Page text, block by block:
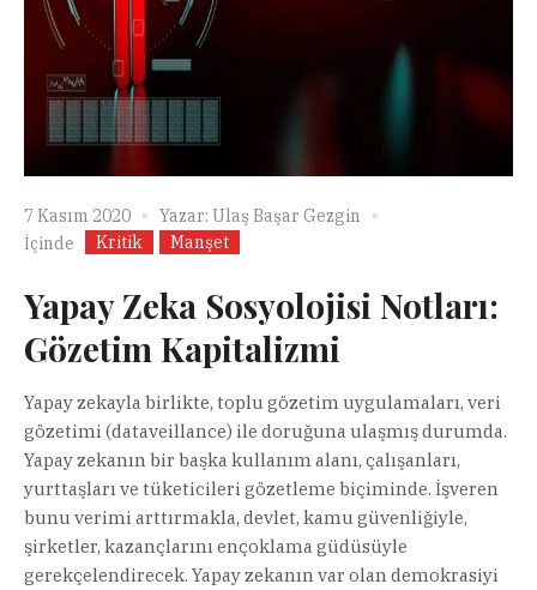
7 Kasım 2020 Yazar: Ulaş Başar Gezgin
İçinde
Kritik Manşet
Yapay Zeka Sosyolojisi Notları:
Gözetim Kapitalizmi
Yapay zekayla birlikte, toplu gözetim uygulamaları, veri
gözetimi (dataveillance) ile doruğuna ulaşmış durumda.
Yapay zekanın bir başka kullanım alanı, çalışanları,
yurttaşları ve tüketicileri gözetleme biçiminde. İşveren
bunu verimi arttırmakla, devlet, kamu güvenliğiyle,
şirketler, kazançlarını ençoklama güdüsüyle
gerekçelendirecek. Yapay zekanın var olan demokrasiyi